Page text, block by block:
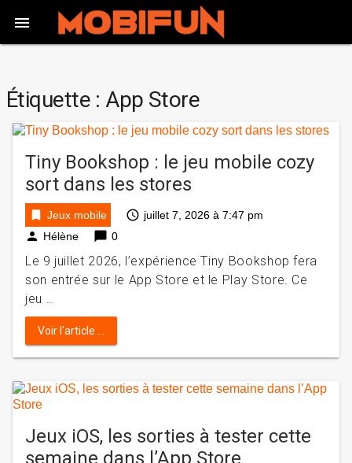

Étiquette : App Store
Tiny Bookshop : le jeu mobile cozy
sort dans les stores
bookmark Jeux mobile access_time juillet 7, 2026 à 7:47 pm
person Hélène chat_bubble 0
Le 9 juillet 2026, l’expérience Tiny Bookshop fera
son entrée sur le App Store et le Play Store. Ce
jeu …
Voir l'article ...
Jeux iOS, les sorties à tester cette
semaine dans l’App Store